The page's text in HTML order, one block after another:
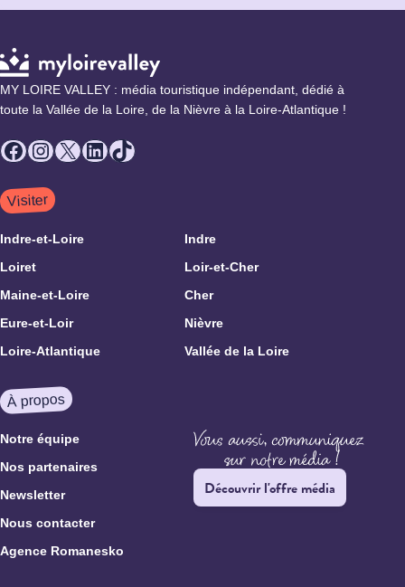
MY LOIRE VALLEY : média touristique indépendant, dédié à
toute la Vallée de la Loire, de la Nièvre à la Loire-Atlantique !
Facebook
Instagram
X LinkedIn
TikTok
Visiter
Indre-et-Loire
Indre
Loiret
Loir-et-Cher
Maine-et-Loire
Cher
Eure-et-Loir
Nièvre
Loire-Atlantique
Vallée de la Loire
À propos
Notre équipe
Nos partenaires
Newsletter
Nous contacter
Agence Romanesko
Découvrir l'offre média